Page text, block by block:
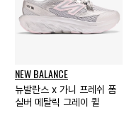
NEW BALANCE
뉴발란스 x 가니 프레쉬 폼
실버 메탈릭 그레이 퀼